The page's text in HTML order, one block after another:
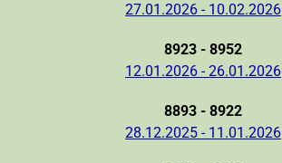
27.01.2026 - 10.02.2026
8923 - 8952
12.01.2026 - 26.01.2026
8893 - 8922
28.12.2025 - 11.01.2026